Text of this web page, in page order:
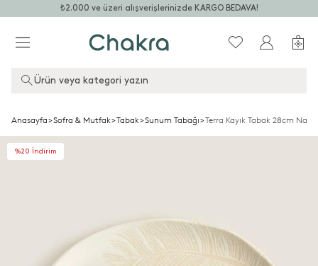
₺2.000 ve üzeri alışverişlerinizde KARGO BEDAVA!
Ürün veya kategori yazın
Anasayfa>Sofra & Mutfak>Tabak>Sunum Tabağı>Terra Kayık Tabak 28cm
%20 İndirim